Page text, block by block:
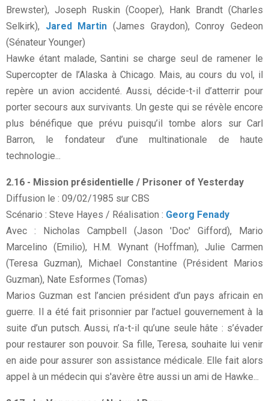
Brewster), Joseph Ruskin (Cooper), Hank Brandt (Charles
Selkirk), Jared Martin (James Graydon), Conroy Gedeon
(Sénateur Younger)
Hawke étant malade, Santini se charge seul de ramener le
Supercopter de l’Alaska à Chicago. Mais, au cours du vol, il
repère un avion accidenté. Aussi, décide-t-il d’atterrir pour
porter secours aux survivants. Un geste qui se révèle encore
plus bénéfique que prévu puisqu’il tombe alors sur Carl
Barron, le fondateur d’une multinationale de haute
technologie...
2.16 - Mission présidentielle / Prisoner of Yesterday
Diffusion le : 09/02/1985 sur CBS
Scénario : Steve Hayes / Réalisation : Georg Fenady
Avec : Nicholas Campbell (Jason 'Doc' Gifford), Mario
Marcelino (Emilio), H.M. Wynant (Hoffman), Julie Carmen
(Teresa Guzman), Michael Constantine (Président Marios
Guzman), Nate Esformes (Tomas)
Marios Guzman est l’ancien président d’un pays africain en
guerre. Il a été fait prisonnier par l’actuel gouvernement à la
suite d’un putsch. Aussi, n’a-t-il qu’une seule hâte : s’évader
pour restaurer son pouvoir. Sa fille, Teresa, souhaite lui venir
en aide pour assurer son assistance médicale. Elle fait alors
appel à un médecin qui s'avère être aussi un ami de Hawke...